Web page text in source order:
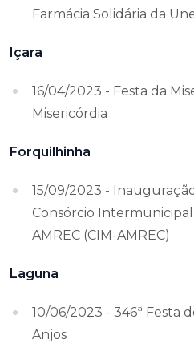
Farmácia Solidária da
Içara
16/04/2023 - Festa da
Misericórdia
Forquilhinha
15/09/2023 -
Consórcio
AMREC (CIM-AMREC)
Laguna
10/06/2023 - 346ª Festa
Anjos